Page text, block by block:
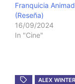
Franquicia
(Reseña)
16/09/2024
In "Cine"
ALEX WINTER